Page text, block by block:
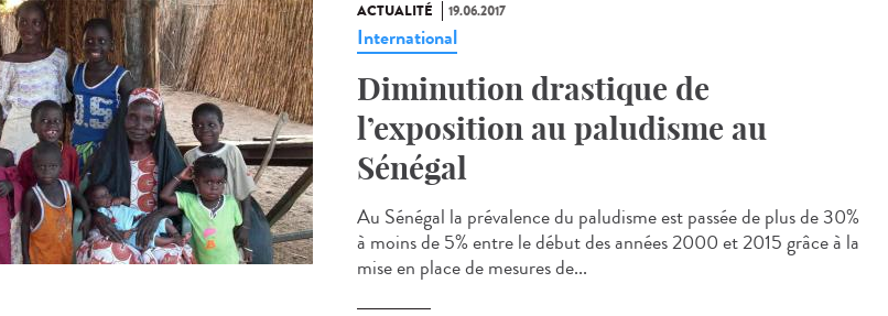
ACTUALITÉ 19.06.2017
International
Diminution drastique de
l’exposition au paludisme au
Sénégal
Au Sénégal la prévalence du paludisme est passée de plus de 30%
à moins de 5% entre le début des années 2000 et 2015 grâce à la
mise en place de mesures de...